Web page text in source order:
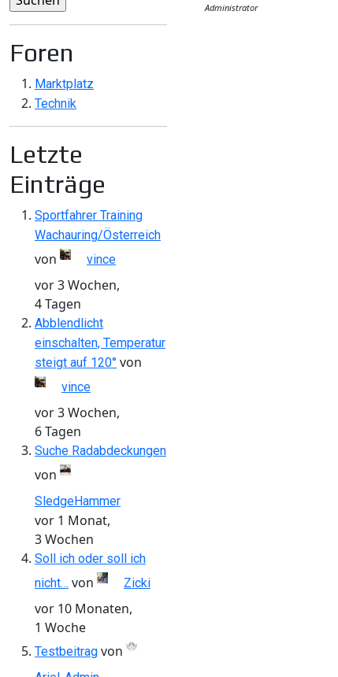
Foren
Marktplatz
Technik
Letzte
Einträge
Sportfahrer Training
Wachauring/Österreich
von vince
vor 3 Wochen,
4 Tagen
Abblendlicht
einschalten, Temperatur
steigt auf 120° von
vince
vor 3 Wochen,
6 Tagen
Suche Radabdeckungen
von
SledgeHammer
vor 1 Monat,
3 Wochen
Soll ich oder soll ich
nicht… von Zicki
vor 10 Monaten,
1 Woche
Testbeitrag von
Administrator